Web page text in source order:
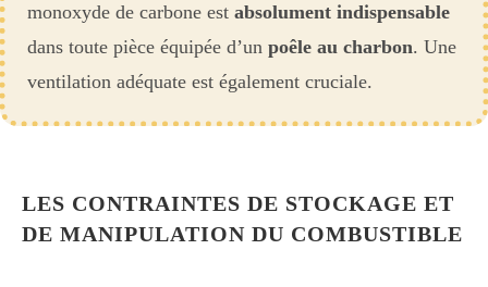
monoxyde de carbone est absolument indispensable
dans toute pièce équipée d’un poêle au charbon. Une
ventilation adéquate est également cruciale.
LES CONTRAINTES DE STOCKAGE ET
DE MANIPULATION DU COMBUSTIBLE